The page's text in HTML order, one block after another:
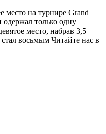
место на турнире Grand
одержал только одну
место, набрав 3,5
восьмым Читайте нас в